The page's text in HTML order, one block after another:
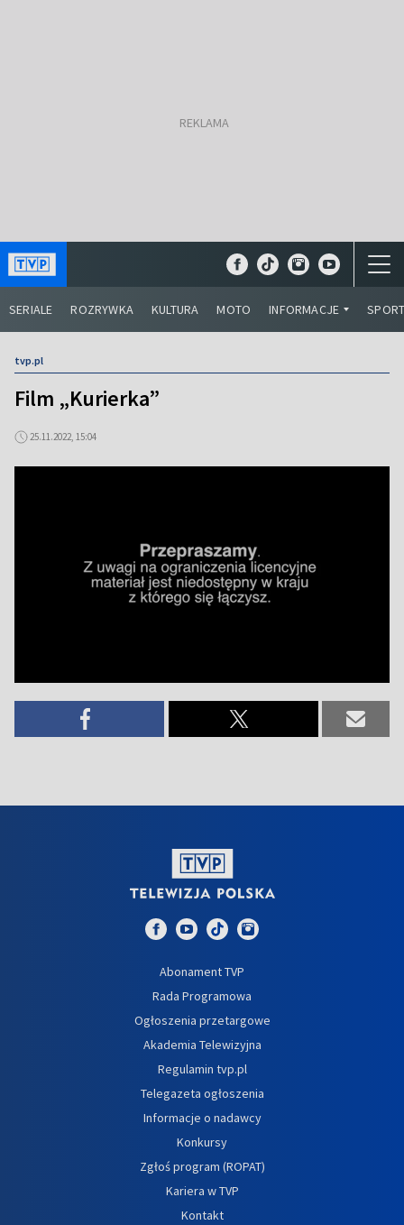
SERIALE ROZRYWKA KULTURA MOTO INFORMACJE
tvp.pl
Film „Kurierka”
25.11.2022, 15:04
Abonament TVP
Rada Programowa
Ogłoszenia przetargowe
Akademia Telewizyjna
Regulamin tvp.pl
Telegazeta ogłoszenia
Informacje o nadawcy
Konkursy
Zgłoś program (ROPAT)
Kariera w TVP
Kontakt